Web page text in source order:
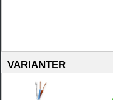
VARIANTER